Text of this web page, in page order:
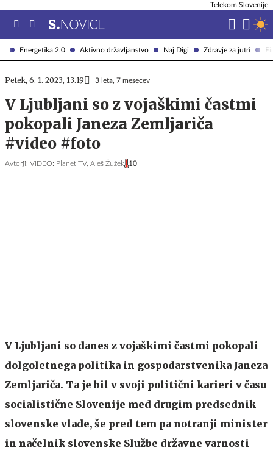
Energetika 2.0 Aktivno državljanstvo Naj Digi Zdravje za jutri
Telekom Slovenije
Petek, 6. 1. 2023, 13.19 3 leta, 7 mesecev
V Ljubljani so z vojaškimi častmi
pokopali Janeza Zemljariča
#video #foto
Avtorji: VIDEO: Planet TV, Aleš Žužek 10
V Ljubljani so danes z vojaškimi častmi pokopali
dolgoletnega politika in gospodarstvenika Janeza
Zemljariča. Ta je bil v svoji politični karieri v času
socialistične Slovenije med drugim predsednik
slovenske vlade, še pred tem pa notranji minister
in načelnik slovenske Službe državne varnosti